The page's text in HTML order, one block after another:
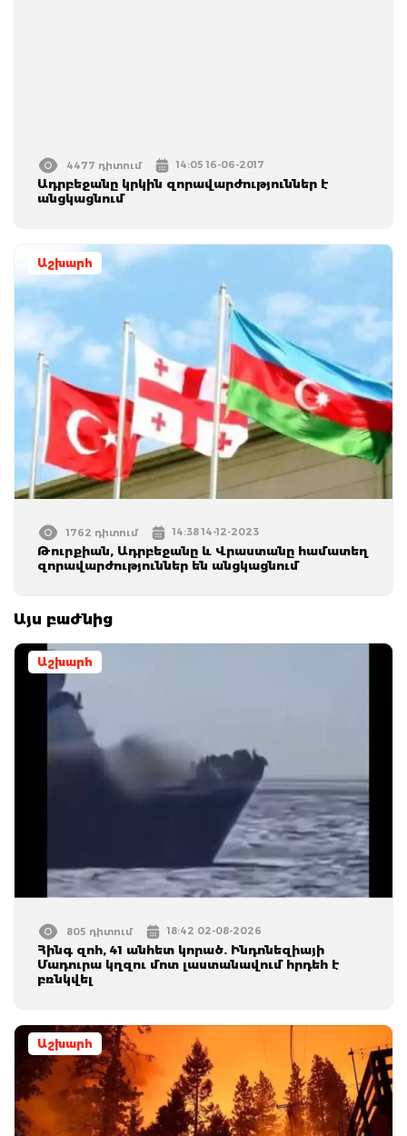
4477 դիտում 14:05 16-06-2017
Ադրբեջանը կրկին զորավարժություններ է
անցկացնում
Աշխարհ
1762 դիտում 14:38 14-12-2023
Թուրքիան, Ադրբեջանը և Վրաստանը համատեղ
զորավարժություններ են անցկացնում
Այս բաժնից
Աշխարհ
805 դիտում 18:42 02-08-2026
Հինգ զոհ, 41 անհետ կորած. Ինդոնեզիայի
Մադուրա կղզու մոտ լաստանավում հրդեհ է
բռնկվել
Աշխարհ